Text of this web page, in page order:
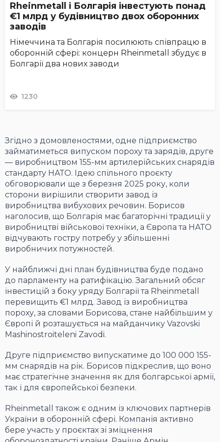
Rheinmetall і Болгарія інвестують понад
€1 млрд у будівництво двох оборонних
заводів
Німеччина та Болгарія посилюють співпрацю в
оборонній сфері: концерн Rheinmetall збудує в
Болгарії два нових заводи
1230
Згідно з домовленостями, одне підприємство
займатиметься випуском пороху та зарядів, друге
— виробництвом 155-мм артилерійських снарядів
стандарту НАТО. Ідею спільного проєкту
обговорювали ще з березня 2025 року, коли
сторони вирішили створити завод із
виробництва вибухових речовин. Борисов
наголосив, що Болгарія має багаторічні традиції у
виробництві військової техніки, а Європа та НАТО
відчувають гостру потребу у збільшенні
виробничих потужностей.
У найближчі дні план будівництва буде подано
до парламенту на ратифікацію. Загальний обсяг
інвестицій з боку уряду Болгарії та Rheinmetall
перевищить €1 млрд. Завод із виробництва
пороху, за словами Борисова, стане найбільшим у
Європі й розташується на майданчику Vazovski
Mashinostroiteleni Zavodi.
Друге підприємство випускатиме до 100 000 155-
мм снарядів на рік. Борисов підкреслив, що воно
має стратегічне значення як для болгарської армії,
так і для європейської безпеки.
Rheinmetall також є одним із ключових партнерів
України в оборонній сфері. Компанія активно
бере участь у проєктах зі зміцнення